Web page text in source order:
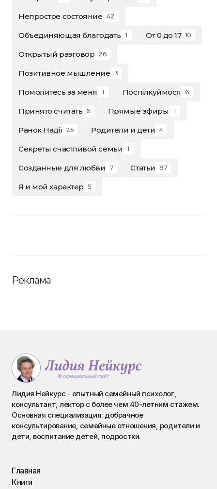
Непростое состояние 42
Объединяющая благодать 1 От 0 до 17 10
Открытый разговор 26
Позитивное мышление 3
Помолитесь за меня 1 Поспілкуймося 6
Принято считать 6 Прямые эфиры 1
Ранок Надії 25 Родители и дети 4
Секреты счастливой семьи 1
Созданные для любви 7 Статьи 97
Я и мой характер 5
Реклама
Лидия Нейкурс - опытный семейный психолог,
консультант, лектор с более чем 40-летним стажем.
Основная специализация: добрачное
консультирование, семейные отношения, родители и
дети, воспитание детей, подростки.
Главная
Книги